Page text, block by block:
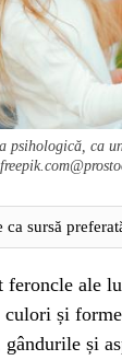
psihologică, ca
ca sursă
feroncle ale
și
și